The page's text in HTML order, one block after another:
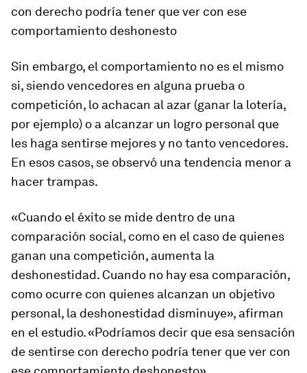
con derecho podría tener que ver con ese
comportamiento deshonesto
Sin embargo, el comportamiento no es el mismo
si, siendo vencedores en alguna prueba o
competición, lo achacan al azar (ganar la lotería,
por ejemplo) o a alcanzar un logro personal que
les haga sentirse mejores y no tanto vencedores.
En esos casos, se observó una tendencia menor a
hacer trampas.
«Cuando el éxito se mide dentro de una
comparación social, como en el caso de quienes
ganan una competición, aumenta la
deshonestidad. Cuando no hay esa comparación,
como ocurre con quienes alcanzan un objetivo
personal, la deshonestidad disminuye», afirman
en el estudio. «Podríamos decir que esa sensación
de sentirse con derecho podría tener que ver con